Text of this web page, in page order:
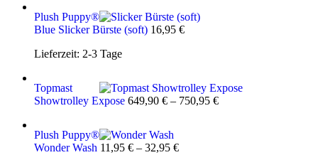
Plush Puppy®
Blue Slicker Bürste (soft) 16,95 €
Lieferzeit: 2-3 Tage
Topmast
Showtrolley Expose 649,90 € – 750,95 €
Plush Puppy®
Wonder Wash 11,95 € – 32,95 €